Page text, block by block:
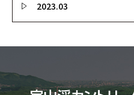
2023.03